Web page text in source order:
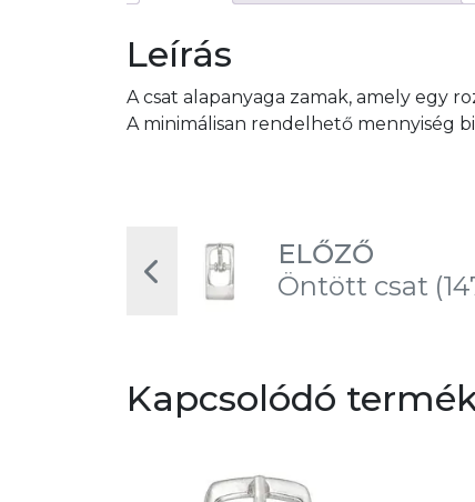
Leírás
A csat alapanyaga zamak, amely egy
A minimálisan rendelhető mennyiség
ELŐZŐ
Öntött csat
Kapcsolódó